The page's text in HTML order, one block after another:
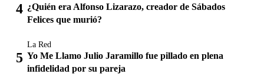
¿Quién era Alfonso Lizarazo, creador de Sábados
Felices que murió?
La Red
Yo Me Llamo Julio Jaramillo fue pillado en plena
infidelidad por su pareja